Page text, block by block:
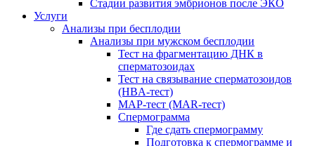
Стадии развития эмбрионов после ЭКО
Услуги
Анализы при бесплодии
Анализы при мужском бесплодии
Тест на фрагментацию ДНК в
сперматозоидах
Тест на связывание сперматозоидов
(HBA-тест)
МАР-тест (MAR-тест)
Спермограмма
Где сдать спермограмму
Подготовка к спермограмме и